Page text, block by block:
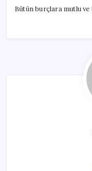
Bütün burçlara mutlu